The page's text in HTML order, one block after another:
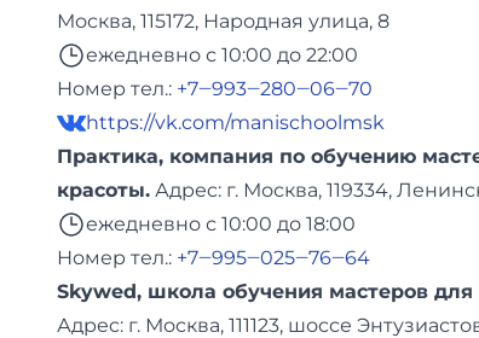
Москва, 115172, Народная улица, 8
ежедневно с 10:00 до 22:00
Номер тел.: +7‒993‒280‒06‒70
https://vk.com/manischoolmsk
Практика, компания по обучению
красоты. Адреc: г. Москва, 119334,
ежедневно с 10:00 до 18:00
Номер тел.: +7‒995‒025‒76‒64
Skywed, школа обучения мастеров для
Адреc: г. Москва, 111123, шоссе